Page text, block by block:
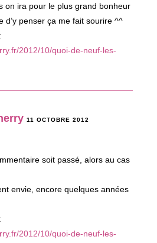
on ira pour le plus grand bonheur
d’y penser ça me fait sourire ^^
2012/10/quoi-de-neuf-les-
11 OCTOBRE 2012
soit passé, alors au cas
envie, encore quelques années
2012/10/quoi-de-neuf-les-